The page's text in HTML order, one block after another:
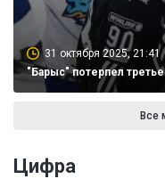
31 октября 2025, 21:41
"Барыс" потерпел
Все
Цифра